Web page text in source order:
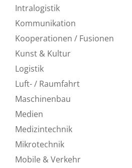
Intralogistik
Kommunikation
Kooperationen / Fusionen
Kunst & Kultur
Logistik
Luft- / Raumfahrt
Maschinenbau
Medien
Medizintechnik
Mikrotechnik
Mobile & Verkehr